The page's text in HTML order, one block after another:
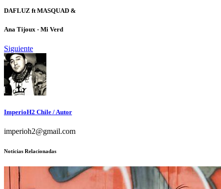
DAFLUZ ft MASQUAD &
Ana Tijoux - Mi Verd
Siguiente
ImperioH2 Chile / Autor
imperioh2@gmail.com
Noticias Relacionadas